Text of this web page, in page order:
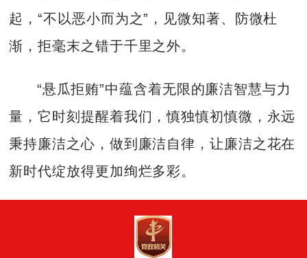
起，“不以恶小而为之”，见微知著、防微杜
渐，拒毫末之错于千里之外。
“悬瓜拒贿”中蕴含着无限的廉洁智慧与力
量，它时刻提醒着我们，慎独慎初慎微，永远
秉持廉洁之心，做到廉洁自律，让廉洁之花在
新时代绽放得更加绚烂多彩。